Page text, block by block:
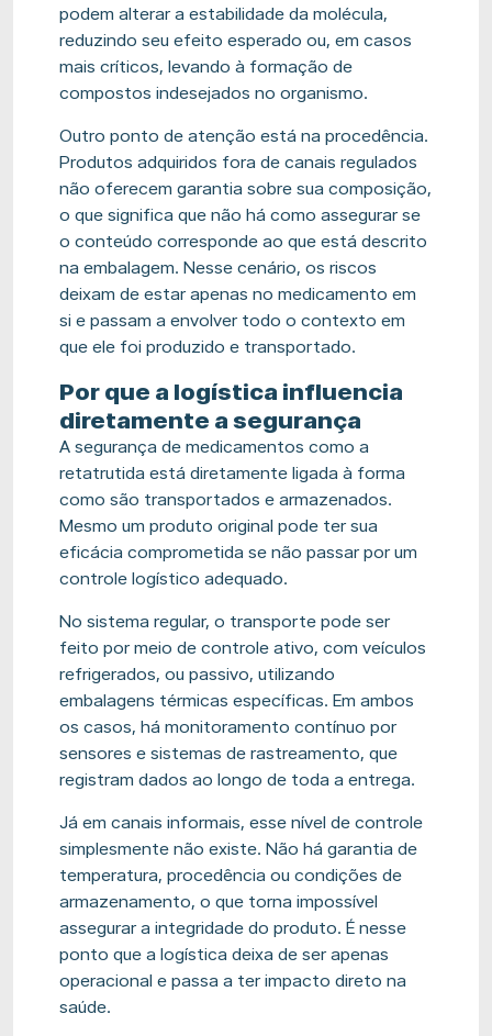
podem alterar a estabilidade da molécula,
reduzindo seu efeito esperado ou, em casos
mais críticos, levando à formação de
compostos indesejados no organismo.
Outro ponto de atenção está na procedência.
Produtos adquiridos fora de canais regulados
não oferecem garantia sobre sua composição,
o que significa que não há como assegurar se
o conteúdo corresponde ao que está descrito
na embalagem. Nesse cenário, os riscos
deixam de estar apenas no medicamento em
si e passam a envolver todo o contexto em
que ele foi produzido e transportado.
Por que a logística influencia
diretamente a segurança
A segurança de medicamentos como a
retatrutida está diretamente ligada à forma
como são transportados e armazenados.
Mesmo um produto original pode ter sua
eficácia comprometida se não passar por um
controle logístico adequado.
No sistema regular, o transporte pode ser
feito por meio de controle ativo, com veículos
refrigerados, ou passivo, utilizando
embalagens térmicas específicas. Em ambos
os casos, há monitoramento contínuo por
sensores e sistemas de rastreamento, que
registram dados ao longo de toda a entrega.
Já em canais informais, esse nível de controle
simplesmente não existe. Não há garantia de
temperatura, procedência ou condições de
armazenamento, o que torna impossível
assegurar a integridade do produto. É nesse
ponto que a logística deixa de ser apenas
operacional e passa a ter impacto direto na
saúde.